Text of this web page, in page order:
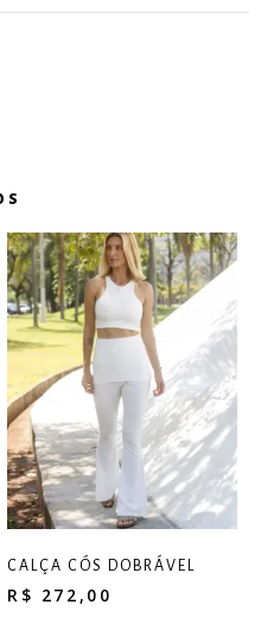
CALÇA CÓS DOBRÁVEL
R$ 272,00